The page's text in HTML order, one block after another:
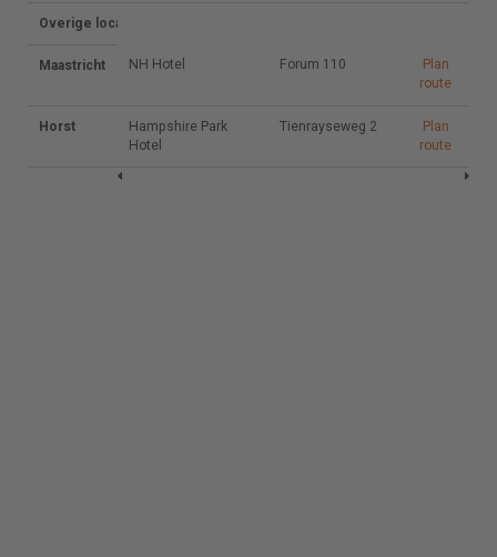
Overige locaties in Limburg
Maastricht NH Hotel Forum 110
Horst
Hampshire Park
Hotel
Tienrayseweg
Plan
NH Hotel Forum 110
Plan
route
Hampshire Park
Hotel
Tienrayseweg 2
Plan
route